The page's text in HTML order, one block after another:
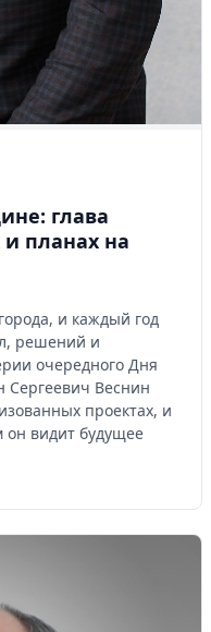
глава
планах на
и каждый год
решений и
очередного Дня
Сергеевич Веснин
проектах, и
он видит будущее